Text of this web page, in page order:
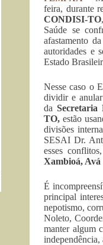
feira, durante
CONDISI-TO
Saúde se
afastamento
autoridades e
Estado
Nesse caso o
dividir e anular
daSecretaria
TO,estão
divisões
SESAI Dr.
esses
Xambioá, Avá
É
principal
nepotismo,
Noleto,
manter algum